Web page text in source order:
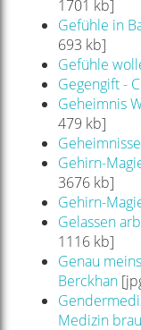
1701 kb]
Gefühle in
693 kb]
Gefühle
Gegengift -
Geheimnis
479 kb]
Gehirn-
3676 kb]
Gehirn-
Gelassen
1116 kb]
Genau
Berckhan
Medizin